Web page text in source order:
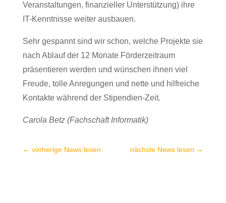
Veranstaltungen, finanzieller Unterstützung) ihre
IT-Kenntnisse weiter ausbauen.
Sehr gespannt sind wir schon, welche Projekte sie
nach Ablauf der 12 Monate Förderzeitraum
präsentieren werden und wünschen ihnen viel
Freude, tolle Anregungen und nette und hilfreiche
Kontakte während der Stipendien-Zeit.
Carola Betz (Fachschaft Informatik)
← vorherige News lesen nächste News lesen →